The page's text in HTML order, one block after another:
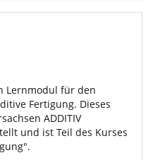
Lernmodul für den
Fertigung. Dieses
ADDITIV
und ist Teil des Kurses